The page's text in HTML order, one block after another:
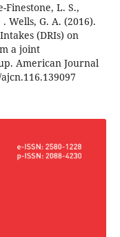
Finestone, L. S.,
Wells, G. A. (2016).
(DRIs) on
a joint
American Journal